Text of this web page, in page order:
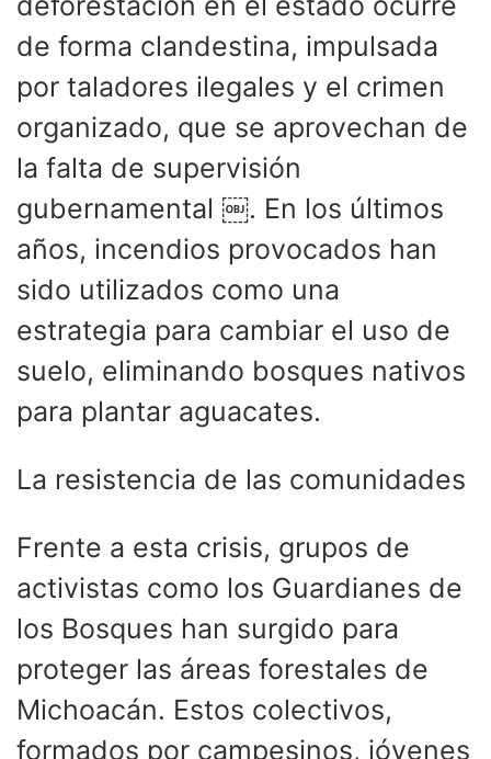
de forma clandestina, impulsada
por taladores ilegales y el crimen
organizado, que se aprovechan de
la falta de supervisión
gubernamental ￼. En los últimos
años, incendios provocados han
sido utilizados como una
estrategia para cambiar el uso de
suelo, eliminando bosques nativos
para plantar aguacates.
La resistencia de las comunidades
Frente a esta crisis, grupos de
activistas como los Guardianes de
los Bosques han surgido para
proteger las áreas forestales de
Michoacán. Estos colectivos,
formados por campesinos, jóvenes